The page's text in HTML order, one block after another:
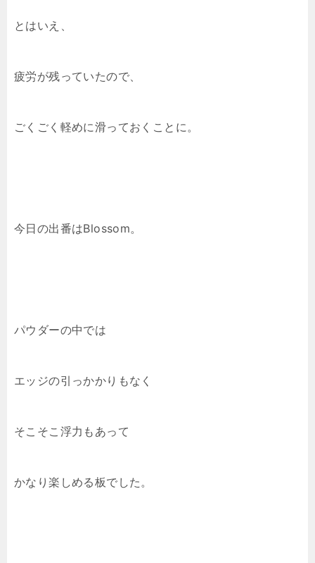
とはいえ、
疲労が残っていたので、
ごくごく軽めに滑っておくことに。
今日の出番はBlossom。
パウダーの中では
エッジの引っかかりもなく
そこそこ浮力もあって
かなり楽しめる板でした。